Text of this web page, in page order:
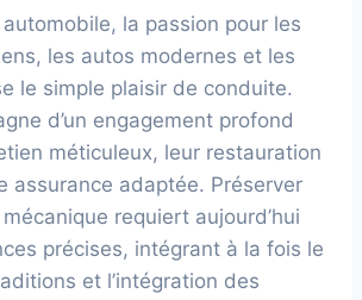
automobile, la passion pour les
les autos modernes et les
le simple plaisir de conduite.
d’un engagement profond
méticuleux, leur restauration
assurance adaptée. Préserver
requiert aujourd’hui
précises, intégrant à la fois le
et l’intégration des